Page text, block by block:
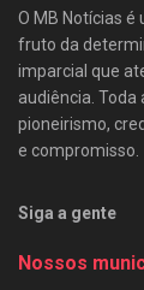
O MB Notícias é
fruto da
imparcial que
audiência. Toda
pioneirismo,
e compromisso.
Siga a gente
Nossos